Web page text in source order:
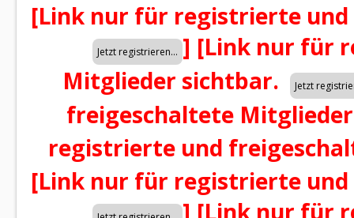
[Link nur für registrierte
] [Link nur für
Mitglieder sichtbar.
freigeschaltete
registrierte und
[Link nur für registrierte
] [Link nur für